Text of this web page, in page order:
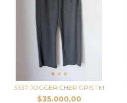
3337 JOGGER CHER GRIS TM
$35.000,00